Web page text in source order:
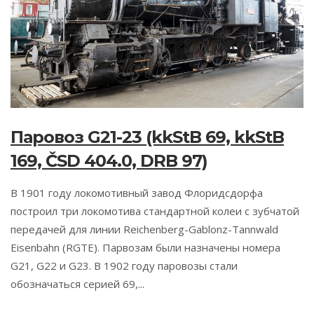
Паровоз G21-23 (kkStB 69, kkStB
169, ČSD 404.0, DRB 97)
В 1901 году локомотивный завод Флоридсдорфа
построил три локомотива стандартной колеи c зубчатой
передачей для ​​​​линии Reichenberg-Gablonz-Tannwald
Eisenbahn (RGTE). Парвозам были назначены номера
G21, G22 и G23. В 1902 году паровозы стали
обозначаться серией 69,...